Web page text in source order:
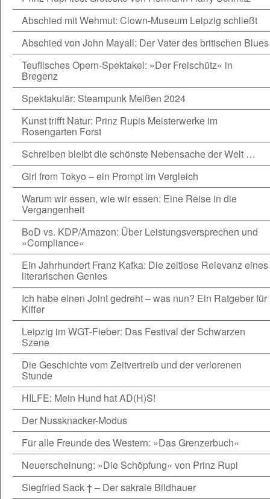
Abschied mit Wehmut: Clown-Museum Leipzig schließt
Abschied von John Mayall: Der Vater des britischen Blues
Teuflisches Opern-Spektakel: »Der Freischütz« in
Bregenz
Spektakulär: Steampunk Meißen 2024
Kunst trifft Natur: Prinz Rupis Meisterwerke im
Rosengarten Forst
Schreiben bleibt die schönste Nebensache der Welt …
Girl from Tokyo – ein Prompt im Vergleich
Warum wir essen, wie wir essen: Eine Reise in die
Vergangenheit
BoD vs. KDP/Amazon: Über Leistungsversprechen und
»Compliance«
Ein Jahrhundert Franz Kafka: Die zeitlose Relevanz eines
literarischen Genies
Ich habe einen Joint gedreht – was nun? Ein Ratgeber für
Kiffer
Leipzig im WGT-Fieber: Das Festival der Schwarzen
Szene
Die Geschichte vom Zeitvertreib und der verlorenen
Stunde
HILFE: Mein Hund hat AD(H)S!
Der Nussknacker-Modus
Für alle Freunde des Western: »Das Grenzerbuch«
Neuerscheinung: »Die Schöpfung« von Prinz Rupi
Siegfried Sack † – Der sakrale Bildhauer